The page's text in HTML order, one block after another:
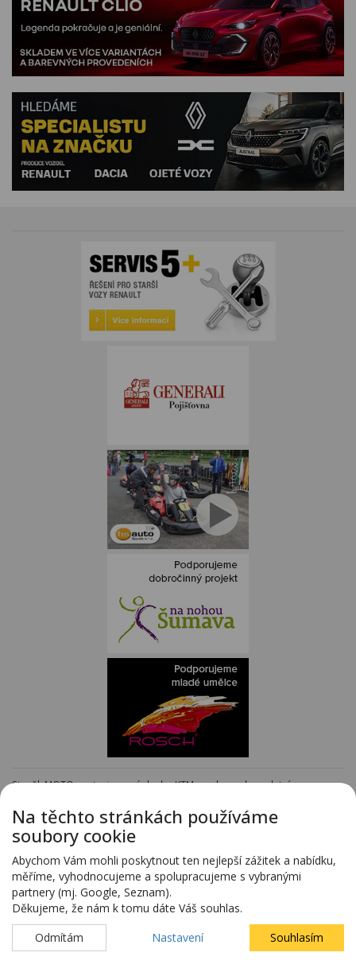
Staněk MOTO - autorizovaný dealer KTM - e-shop s kompletním
Předváděcí vozy - kompletní nabídka na specializovaných stránkách
www.predvadeci-vozy.cz
Vozy 4x4 a vozy SUV - kompletní nabídka na specializovaných stránkách
www.4x4-suv.cz
Firma HS Auto Staněk s.r.o. si vyhrazuje právo změny vyplývající z chyby
zadání.
Na těchto stránkách používáme
soubory cookie
Abychom Vám mohli poskytnout ten nejlepší zážitek a nabídku,
měříme, vyhodnocujeme a spolupracujeme s vybranými
partnery (mj. Google, Seznam).
Děkujeme, že nám k tomu dáte Váš souhlas.
Odmítám
Nastavení Souhlasím